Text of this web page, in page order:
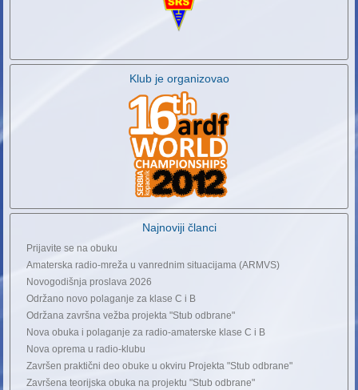
Klub je organizovao
Najnoviji članci
Prijavite se na obuku
Amaterska radio-mreža u vanrednim situacijama (ARMVS)
Novogodišnja proslava 2026
Održano novo polaganje za klase C i B
Održana završna vežba projekta "Stub odbrane"
Nova obuka i polaganje za radio-amaterske klase C i B
Nova oprema u radio-klubu
Završen praktični deo obuke u okviru Projekta "Stub odbrane"
Završena teorijska obuka na projektu "Stub odbrane"